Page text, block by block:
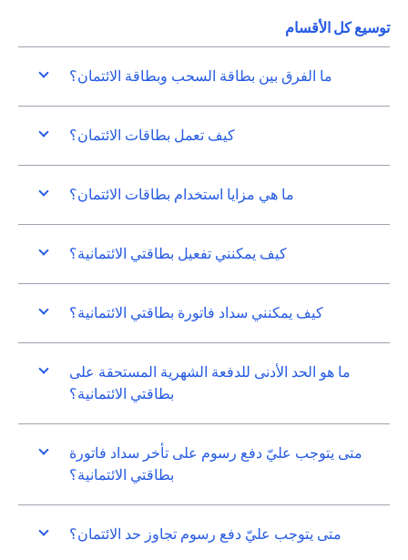
توسيع كل الأقسام
ما الفرق بين بطاقة السحب وبطاقة الائتمان؟
كيف تعمل بطاقات الائتمان؟
ما هي مزايا استخدام بطاقات الائتمان؟
كيف يمكنني تفعيل بطاقتي الائتمانية؟
كيف يمكنني سداد فاتورة بطاقتي الائتمانية؟
ما هو الحد الأدنى للدفعة الشهرية المستحقة على
بطاقتي الائتمانية؟
متى يتوجب عليّ دفع رسوم على تأخر سداد فاتورة
بطاقتي الائتمانية؟
متى يتوجب عليّ دفع رسوم تجاوز حد الائتمان؟